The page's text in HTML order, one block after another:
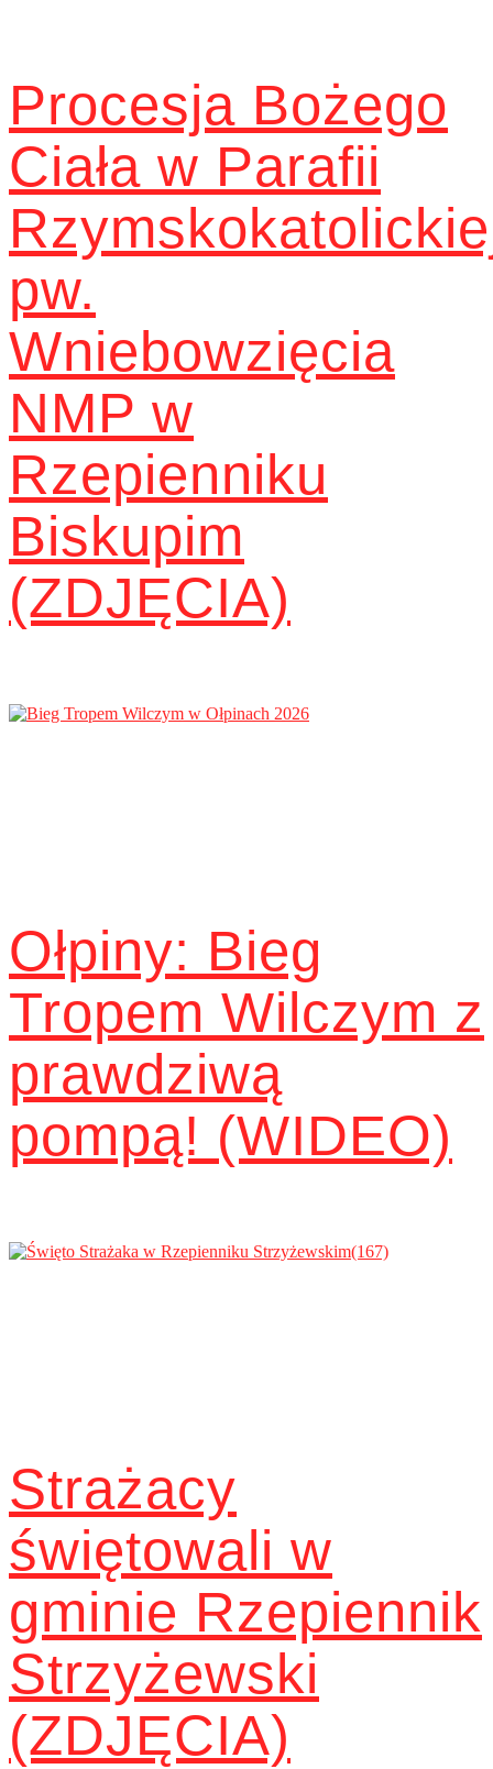
Procesja Bożego
Ciała w Parafii
pw.
Wniebowzięcia
NMP w
Rzepienniku
Biskupim
(ZDJĘCIA)
Ołpiny: Bieg
Tropem Wilczym z
prawdziwą
pompą! (WIDEO)
Strażacy
świętowali w
gminie Rzepiennik
Strzyżewski
(ZDJĘCIA)